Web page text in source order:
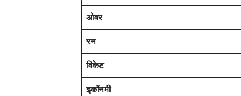
ओवर
रन
विकेट
इकॉनमी